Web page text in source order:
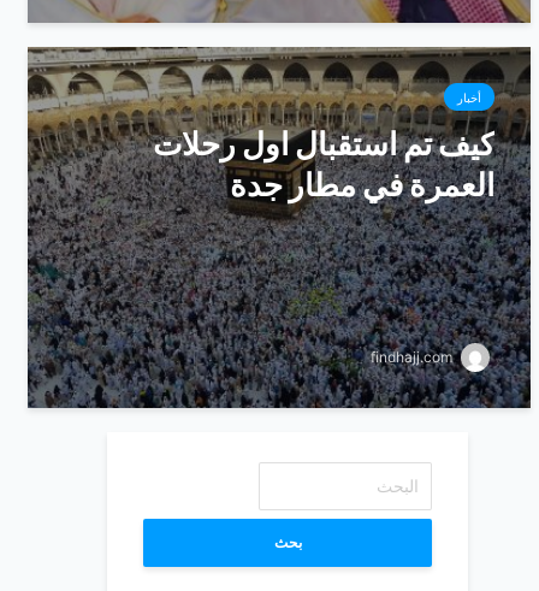
أخبار
كيف تم استقبال اول رحلات
العمرة في مطار جدة
findhajj.com
بحث